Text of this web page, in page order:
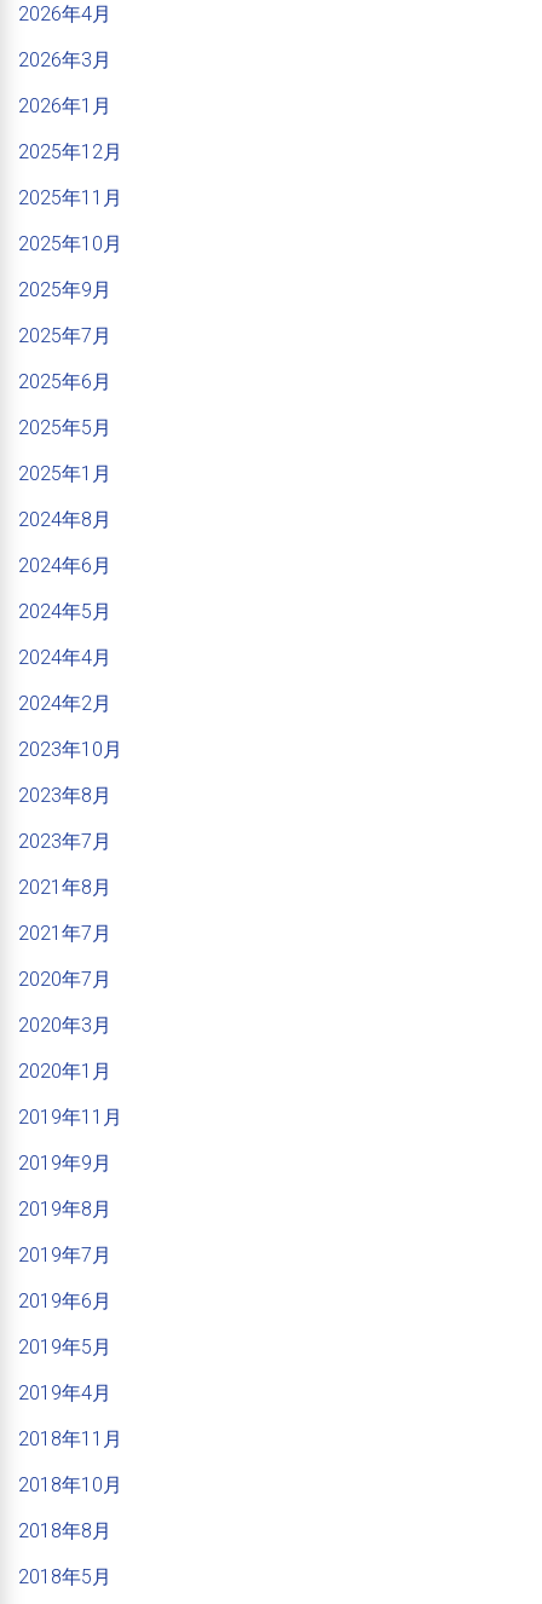
2026年4月
2026年3月
2026年1月
2025年12月
2025年11月
2025年10月
2025年9月
2025年7月
2025年6月
2025年5月
2025年1月
2024年8月
2024年6月
2024年5月
2024年4月
2024年2月
2023年10月
2023年8月
2023年7月
2021年8月
2021年7月
2020年7月
2020年3月
2020年1月
2019年11月
2019年9月
2019年8月
2019年7月
2019年6月
2019年5月
2019年4月
2018年11月
2018年10月
2018年8月
2018年5月